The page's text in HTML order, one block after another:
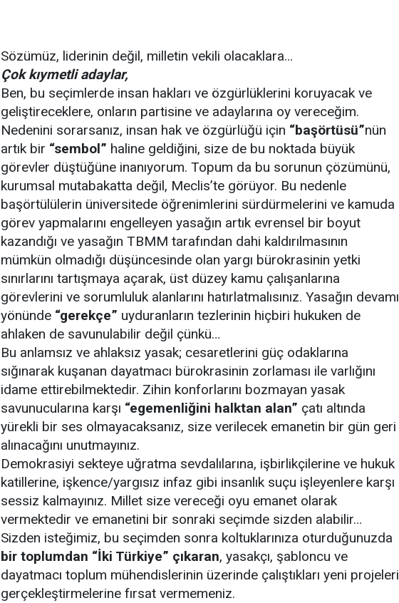
Sözümüz, liderinin değil, milletin vekili olacaklara…
Çok kıymetli adaylar,
Ben, bu seçimlerde insan hakları ve özgürlüklerini koruyacak ve
geliştireceklere, onların partisine ve adaylarına oy vereceğim.
Nedenini sorarsanız, insan hak ve özgürlüğü için “başörtüsü”nün
artık bir “sembol” haline geldiğini, size de bu noktada büyük
görevler düştüğüne inanıyorum. Topum da bu sorunun çözümünü,
kurumsal mutabakatta değil, Meclis’te görüyor. Bu nedenle
başörtülülerin üniversitede öğrenimlerini sürdürmelerini ve kamuda
görev yapmalarını engelleyen yasağın artık evrensel bir boyut
kazandığı ve yasağın TBMM tarafından dahi kaldırılmasının
mümkün olmadığı düşüncesinde olan yargı bürokrasinin yetki
sınırlarını tartışmaya açarak, üst düzey kamu çalışanlarına
görevlerini ve sorumluluk alanlarını hatırlatmalısınız. Yasağın devamı
yönünde “gerekçe” uyduranların tezlerinin hiçbiri hukuken de
ahlaken de savunulabilir değil çünkü…
Bu anlamsız ve ahlaksız yasak; cesaretlerini güç odaklarına
sığınarak kuşanan dayatmacı bürokrasinin zorlaması ile varlığını
idame ettirebilmektedir. Zihin konforlarını bozmayan yasak
savunucularına karşı “egemenliğini halktan alan” çatı altında
yürekli bir ses olmayacaksanız, size verilecek emanetin bir gün geri
alınacağını unutmayınız.
Demokrasiyi sekteye uğratma sevdalılarına, işbirlikçilerine ve hukuk
katillerine, işkence/yargısız infaz gibi insanlık suçu işleyenlere karşı
sessiz kalmayınız. Millet size vereceği oyu emanet olarak
vermektedir ve emanetini bir sonraki seçimde sizden alabilir…
Sizden isteğimiz, bu seçimden sonra koltuklarınıza oturduğunuzda
bir toplumdan “İki Türkiye” çıkaran, yasakçı, şabloncu ve
dayatmacı toplum mühendislerinin üzerinde çalıştıkları yeni projeleri
gerçekleştirmelerine fırsat vermemeniz.